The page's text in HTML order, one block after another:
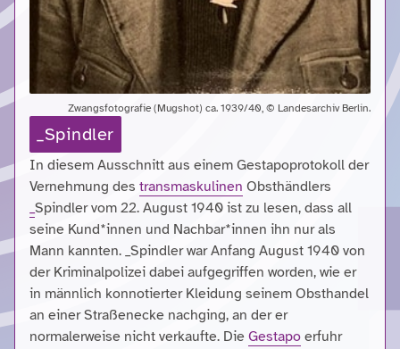
Zwangsfotografie (Mugshot) ca. 1939/40, © Landesarchiv Berlin.
_Spindler
In diesem Ausschnitt aus einem Gestapoprotokoll der
Vernehmung des transmaskulinen Obsthändlers
Spindler vom 22. August 1940 ist zu lesen, dass all
seine Kund*innen und Nachbar*innen ihn nur als
Mann kannten. _Spindler war Anfang August 1940 von
der Kriminalpolizei dabei aufgegriffen worden, wie er
in männlich konnotierter Kleidung seinem Obsthandel
an einer Straßenecke nachging, an der er
normalerweise nicht verkaufte. Die Gestapo erfuhr